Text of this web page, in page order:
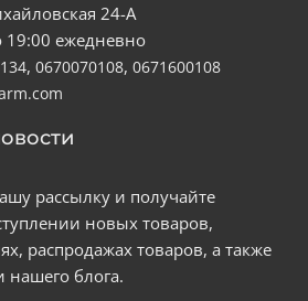
24-А
19:00 ежедневно
, 0670070108, 0671600108
рассылку и получайте
новых товаров,
распродажах товаров, а также
нашего блога.